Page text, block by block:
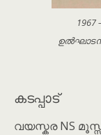
കടപ്പാട്
വയസ്കര NS